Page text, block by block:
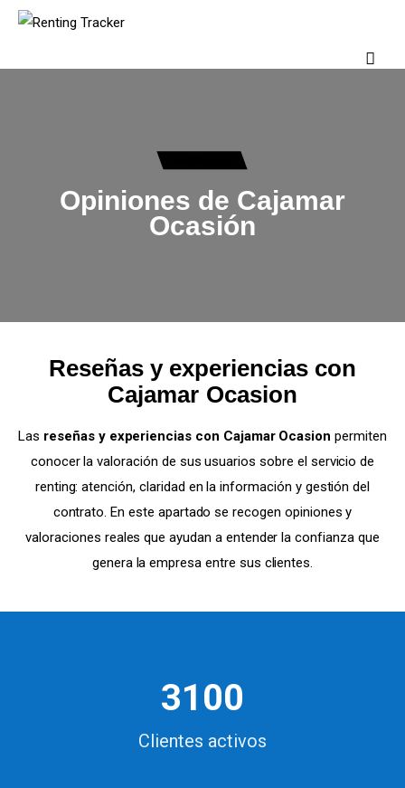
Opiniones de Cajamar
Ocasión
Reseñas y experiencias con
Cajamar Ocasion
Las reseñas y experiencias con Cajamar Ocasion permiten
conocer la valoración de sus usuarios sobre el servicio de
renting: atención, claridad en la información y gestión del
contrato. En este apartado se recogen opiniones y
valoraciones reales que ayudan a entender la confianza que
genera la empresa entre sus clientes.
3100
Clientes activos